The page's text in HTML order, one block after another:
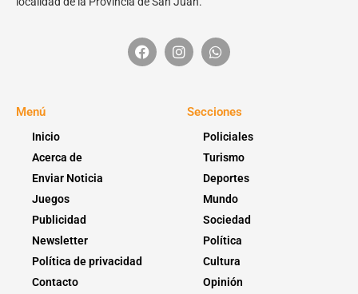
Menú
Inicio
Acerca de
Enviar Noticia
Juegos
Publicidad
Newsletter
Política de privacidad
Contacto
Secciones
Policiales
Turismo
Deportes
Mundo
Sociedad
Política
Cultura
Opinión